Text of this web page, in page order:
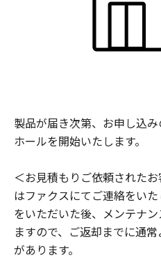
製品が届き次第、お申し込
ホールを開始いたします。
＜お見積もりご依頼された
はファクスにてご連絡をい
をいただいた後、メンテナ
ますので、ご返却までに通
があります。